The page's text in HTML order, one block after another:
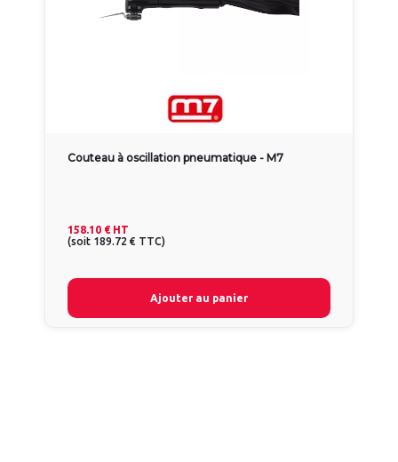
Couteau à oscillation pneumatique - M7
158.10 € HT
(soit 189.72 € TTC)
Ajouter au panier